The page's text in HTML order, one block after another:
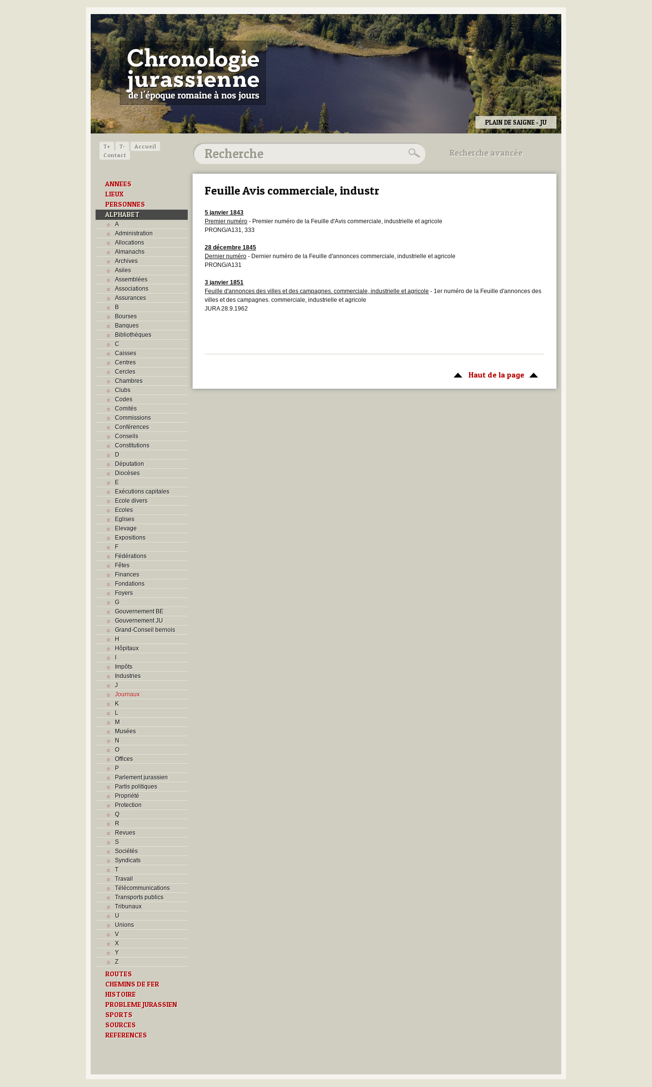
PLAIN DE SAIGNE - JU
T+ T-
Accueil
Contact
ANNEES
LIEUX
PERSONNES
ALPHABET
A
Administration
Allocations
Almanachs
Archives
Asiles
Assemblées
Associations
Assurances
B
Bourses
Banques
Bibliothèques
C
Caisses
Centres
Cercles
Chambres
Clubs
Codes
Comités
Commissions
Conférences
Conseils
Constitutions
D
Députation
Diocèses
E
Exécutions capitales
Ecole divers
Ecoles
Eglises
Elevage
Expositions
F
Fédérations
Fêtes
Finances
Fondations
Foyers
G
Gouvernement BE
Gouvernement JU
Grand-Conseil bernois
H
Hôpitaux
I
Impôts
Industries
J
Journaux
K
L
M
Musées
N
O
Offices
P
Parlement jurassien
Partis politiques
Propriété
Protection
Q
R
Revues
S
Sociétés
Syndicats
T
Travail
Télécommunications
Transports publics
Tribunaux
U
Unions
V
X
Y
Z
ROUTES
CHEMINS DE FER
HISTOIRE
PROBLEME JURASSIEN
SPORTS
SOURCES
REFERENCES
Recherche avancée
Utilisez les champs ci-dessous
Feuille Avis commerciale, industr
5 janvier 1843
Premier numéro - Premier numéro de la Feuille d'Avis commerciale, industrielle et agricole
PRONG/A131, 333
28 décembre 1845
Dernier numéro - Dernier numéro de la Feuille d'annonces commerciale, industrielle et agricole
PRONG/A131
3 janvier 1851
Feuille d'annonces des villes et des campagnes. commerciale, industrielle et agricole - 1er numéro de la Feuille d'annonces des
villes et des campagnes. commerciale, industrielle et agricole
JURA 28.9.1962
Haut de la page